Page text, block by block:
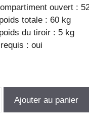
ouvert :
totale : 60 kg
du tiroir : 5 kg
: oui
Ajouter au panier